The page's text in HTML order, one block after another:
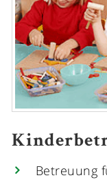
Betreuung